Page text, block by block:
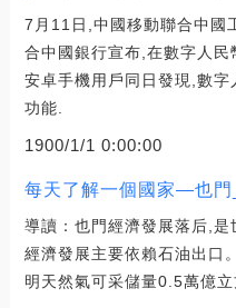
7月11日,中國移動聯合中國
合中國銀行宣布,在數字人民
安卓手機用戶同日發現,數
功能.
1900/1/1 0:00:00
每天了解一個國家—也
導讀：也門經濟發展落后,
經濟發展主要依賴石油出口
明天然氣可采儲量0.5萬億